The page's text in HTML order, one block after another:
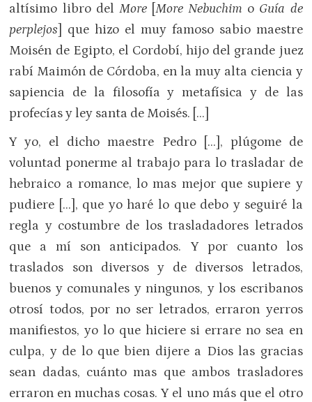
altísimo libro del More[ More Nebuchim o Guía de
perplejos ] que hizo el muy famoso sabio maestre
Moisén de Egipto, el Cordobí, hijo del grande juez
rabí Maimón de Córdoba, en la muy alta ciencia y
sapiencia de la filosofía y metafísica y de las
profecías y ley santa de Moisés. […]
Y yo, el dicho maestre Pedro […], plúgome de
voluntad ponerme al trabajo para lo trasladar de
hebraico a romance, lo mas mejor que supiere y
pudiere […], que yo haré lo que debo y seguiré la
regla y costumbre de los trasladadores letrados
que a mí son anticipados. Y por cuanto los
traslados son diversos y de diversos letrados,
buenos y comunales y ningunos, y los escribanos
otrosí todos, por no ser letrados, erraron yerros
manifiestos, yo lo que hiciere si errare no sea en
culpa, y de lo que bien dijere a Dios las gracias
sean dadas, cuánto mas que ambos trasladores
erraron en muchas cosas. Y el uno más que el otro